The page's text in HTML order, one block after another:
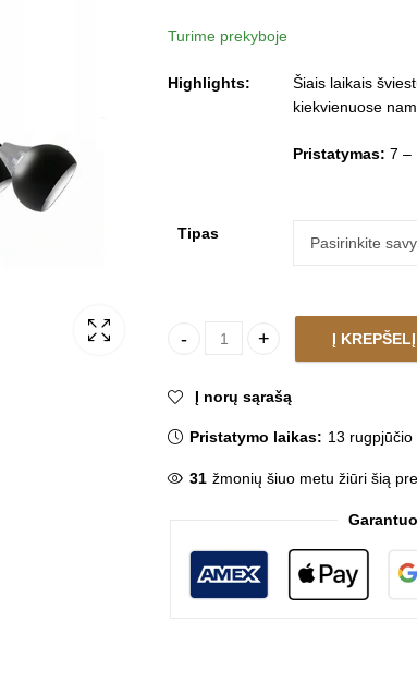
Turime prekyboje
Highlights:
Šiais laikais
kiekvienuose
Pristatymas: 7 –
Tipas
Pakabinamas šviestuvas KULA
Į KREPŠELĮ
Į norų sąrašą
Pristatymo laikas: 13
31 žmonių šiuo metu žiūri šią